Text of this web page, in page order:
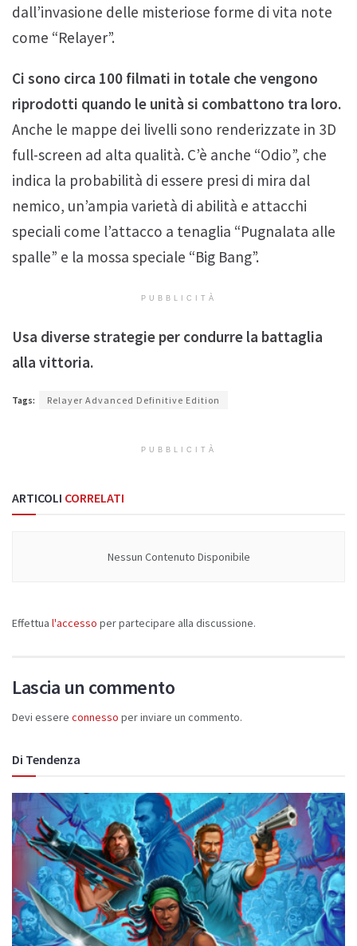
dall’invasione delle misteriose forme di vita note
come “Relayer”.
Ci sono circa 100 filmati in totale che vengono
riprodotti quando le unità si combattono tra loro.
Anche le mappe dei livelli sono renderizzate in 3D
full-screen ad alta qualità. C’è anche “Odio”, che
indica la probabilità di essere presi di mira dal
nemico, un’ampia varietà di abilità e attacchi
speciali come l’attacco a tenaglia “Pugnalata alle
spalle” e la mossa speciale “Big Bang”.
PUBBLICITÀ
Usa diverse strategie per condurre la battaglia
alla vittoria.
Tags: Relayer Advanced Definitive Edition
PUBBLICITÀ
ARTICOLI CORRELATI
Nessun Contenuto Disponibile
Effettua l'accesso per partecipare alla discussione.
Lascia un commento
Devi essere connesso per inviare un commento.
Di Tendenza